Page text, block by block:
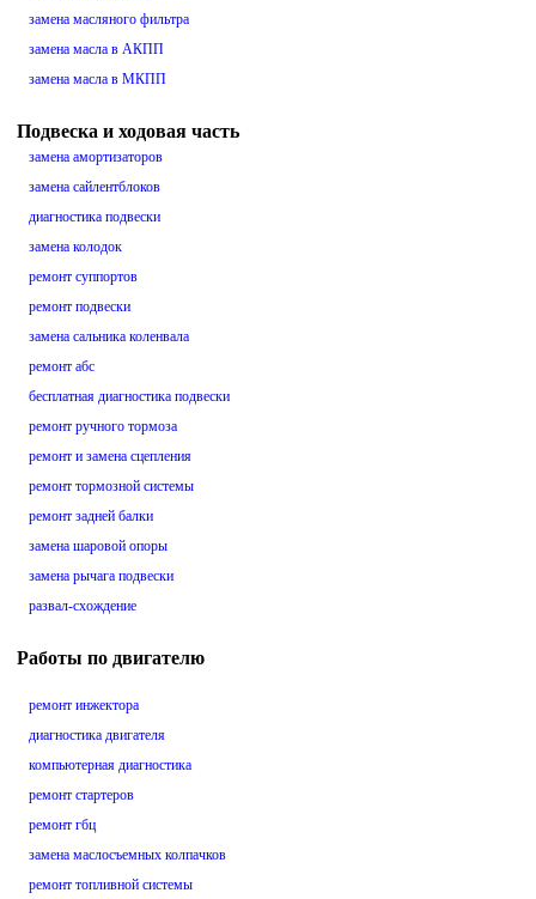
замена масляного фильтра
замена масла в АКПП
замена масла в МКПП
Подвеска и ходовая часть
замена амортизаторов
замена сайлентблоков
диагностика подвески
замена колодок
ремонт суппортов
ремонт подвески
замена сальника коленвала
ремонт абс
бесплатная диагностика подвески
ремонт ручного тормоза
ремонт и замена сцепления
ремонт тормозной системы
ремонт задней балки
замена шаровой опоры
замена рычага подвески
развал-схождение
Работы по двигателю
ремонт инжектора
диагностика двигателя
компьютерная диагностика
ремонт стартеров
ремонт гбц
замена маслосъемных колпачков
ремонт топливной системы